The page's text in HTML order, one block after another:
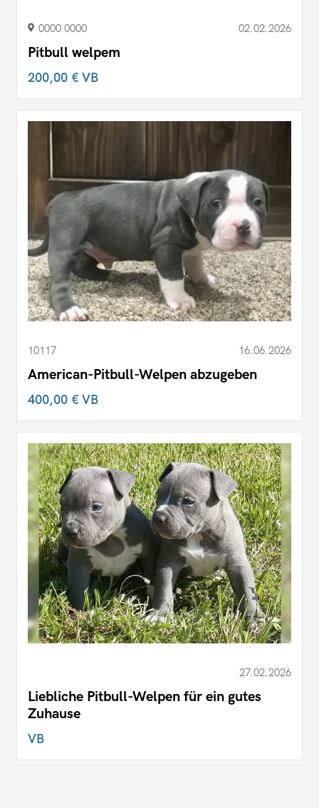
0000 0000 02.02.2026
Pitbull welpem
200,00 €VB
10117 16.06.2026
American-Pitbull-Welpen abzugeben
400,00 €VB
27.02.2026
Liebliche Pitbull-Welpen für ein gutes
Zuhause
VB